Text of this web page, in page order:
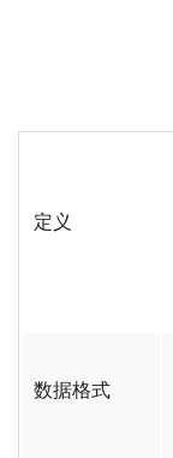
定义
数据格式